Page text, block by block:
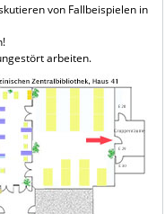
von Fallbeispielen in
arbeiten.